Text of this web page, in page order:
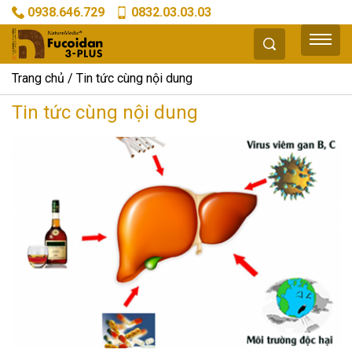
0938.646.729 0832.03.03.03
Trang chủ Tin tức cùng nội dung
Tin tức cùng nội dung